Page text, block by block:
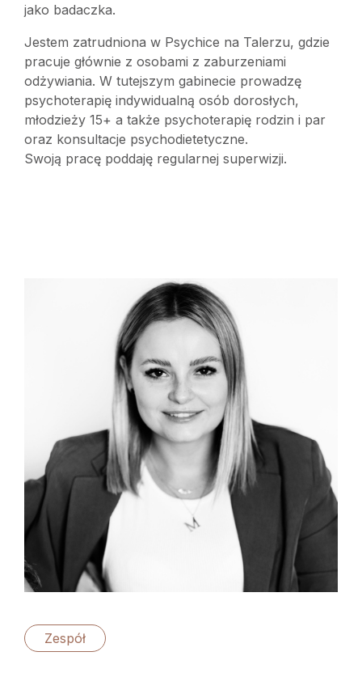
jako badaczka.
Jestem zatrudniona w Psychice na Talerzu, gdzie
pracuje głównie z osobami z zaburzeniami
odżywiania. W tutejszym gabinecie prowadzę
psychoterapię indywidualną osób dorosłych,
młodzieży 15+ a także psychoterapię rodzin i par
oraz konsultacje psychodietetyczne.
Swoją pracę poddaję regularnej superwizji.
Zespół